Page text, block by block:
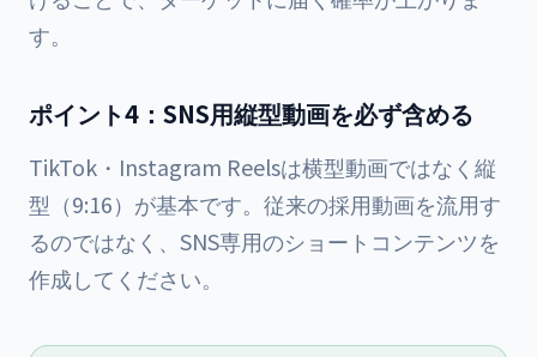
す。
ポイント4：SNS用縦型動画を必ず含める
TikTok・Instagram Reelsは横型動画ではなく縦
型（9:16）が基本です。従来の採用動画を流用す
るのではなく、SNS専用のショートコンテンツを
作成してください。